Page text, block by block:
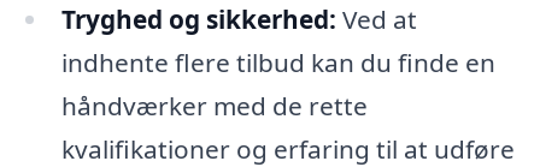
Tryghed og sikkerhed: Ved at
indhente flere tilbud kan du finde en
håndværker med de rette
kvalifikationer og erfaring til at udføre